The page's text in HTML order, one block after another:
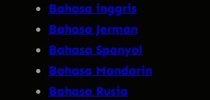
Bahasa inggris
Bahasa Jerman
Bahasa Spanyol
Bahasa Mandarin
Bahasa Rusia